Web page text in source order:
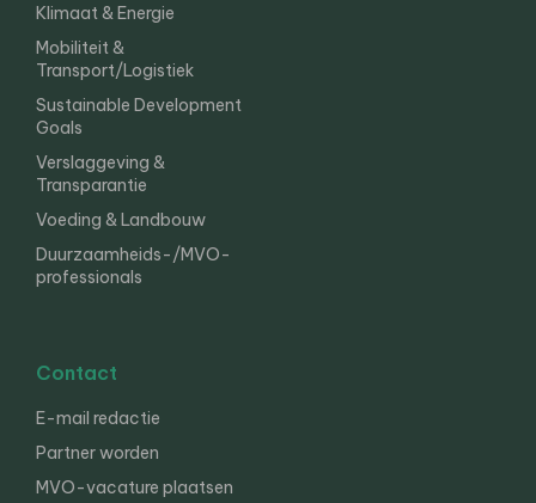
Klimaat & Energie
Mobiliteit &
Transport/Logistiek
Sustainable Development
Goals
Verslaggeving &
Transparantie
Voeding & Landbouw
Duurzaamheids-/MVO-
professionals
Contact
E-mail redactie
Partner worden
MVO-vacature plaatsen